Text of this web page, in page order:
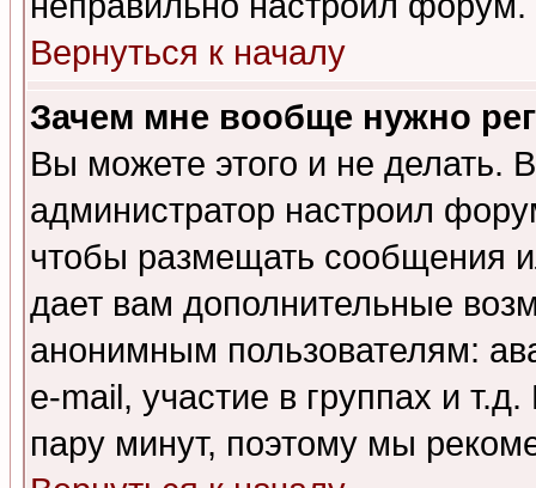
Вернуться к началу
Зачем мне вообще нужно
Вы можете этого и не делать.
администратор настроил
чтобы размещать сообщения
дает вам дополнительные
анонимным пользователям:
e-mail, участие в группах и
пару минут, поэтому мы